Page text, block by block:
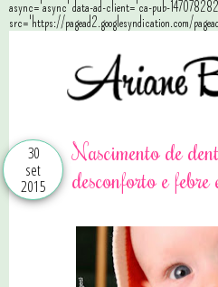
async='async' data-ad-client='ca-pub-
src='https://pagead2.googlesyndication.com/
30
set
2015
Nascimento de
desconforto e febre